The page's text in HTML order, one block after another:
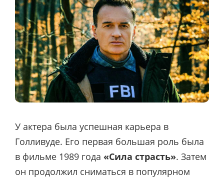
У актера была успешная карьера в
Голливуде. Его первая большая роль была
в фильме 1989 года «Сила страсть». Затем
он продолжил сниматься в популярном